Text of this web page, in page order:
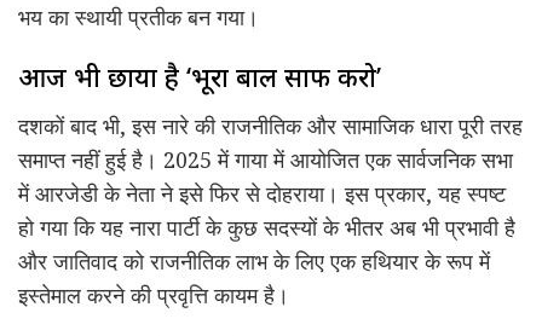
भय का स्थायी प्रतीक बन गया।
आज भी छाया है ‘भूरा बाल साफ करो’
दशकों बाद भी, इस नारे की राजनीतिक और सामाजिक धारा पूरी तरह
समाप्त नहीं हुई है। 2025 में गाया में आयोजित एक सार्वजनिक सभा
में आरजेडी के नेता ने इसे फिर से दोहराया। इस प्रकार, यह स्पष्ट
हो गया कि यह नारा पार्टी के कुछ सदस्यों के भीतर अब भी प्रभावी है
और जातिवाद को राजनीतिक लाभ के लिए एक हथियार के रूप में
इस्तेमाल करने की प्रवृत्ति कायम है।